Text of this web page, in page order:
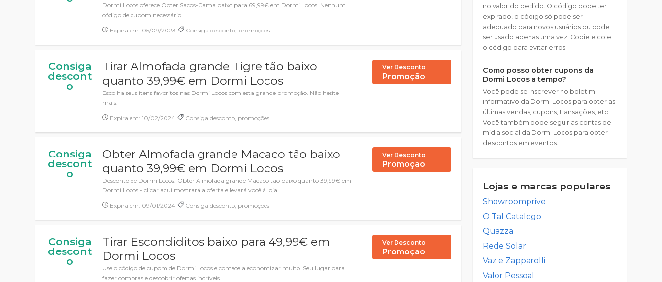
Dormi Locos oferece Obter Sacos-Cama baixo para 69,99€ em Dormi Locos. Nenhum
código de cupom necessário.
Expira em: 05/09/2023 Consiga desconto, promoções
Consiga
descont
o
Tirar Almofada grande Tigre tão baixo
quanto 39,99€ em Dormi Locos
Escolha seus itens favoritos nas Dormi Locos com esta grande promoção. Não hesite
mais.
Expira em: 10/02/2024 Consiga desconto, promoções
Ver Desconto
Promoção
Consiga
descont
o
Obter Almofada grande Macaco tão baixo
quanto 39,99€ em Dormi Locos
Desconto de Dormi Locos: Obter Almofada grande Macaco tão baixo quanto 39,99€ em
Dormi Locos - clicar aqui mostrará a oferta e levará você à loja
Expira em: 09/01/2024 Consiga desconto, promoções
Ver Desconto
Promoção
Consiga
descont
o
Tirar Escondiditos baixo para 49,99€ em
Dormi Locos
Use o código de cupom de Dormi Locos e comece a economizar muito. Seu lugar para
fazer compras e descobrir ofertas incríveis.
Ver Desconto
Promoção
no valor do pedido. O código pode ter
expirado, o código só pode ser
adequado para novos usuários ou pode
ser usado apenas uma vez. Copie e cole
o código para evitar erros.
Como posso obter cupons da
Dormi Locos a tempo?
Você pode se inscrever no boletim
informativo da Dormi Locos para obter as
últimas vendas, cupons, transações, etc.
Você também pode seguir as contas de
mídia social da Dormi Locos para obter
descontos em eventos.
Lojas e marcas populares
Showroomprive
O Tal Catalogo
Quazza
Rede Solar
Vaz e Zapparolli
Valor Pessoal